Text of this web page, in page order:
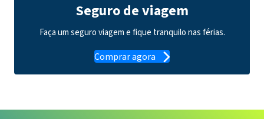
Seguro de viagem
Faça um seguro viagem e fique tranquilo nas férias.
Comprar agora